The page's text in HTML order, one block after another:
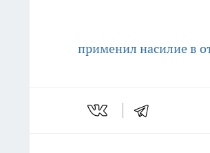
применил насилие в